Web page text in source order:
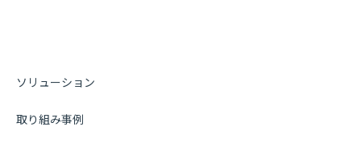
ソリューション
取り組み事例